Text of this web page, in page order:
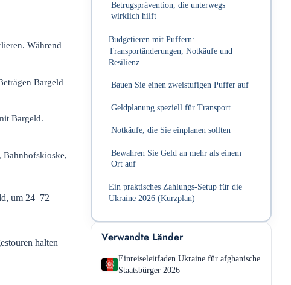
Während
Bargeld
Bargeld.
Bahnhofskioske,
um 24–72
halten
Betrugsprävention, die unterwegs
wirklich hilft
Budgetieren mit Puffern:
Transportänderungen, Notkäufe und
Resilienz
Bauen Sie einen zweistufigen Puffer auf
Geldplanung speziell für Transport
Notkäufe, die Sie einplanen sollten
Bewahren Sie Geld an mehr als einem
Ort auf
Ein praktisches Zahlungs-Setup für die
Ukraine 2026 (Kurzplan)
Verwandte Länder
Einreiseleitfaden Ukraine für afghanische
Staatsbürger 2026